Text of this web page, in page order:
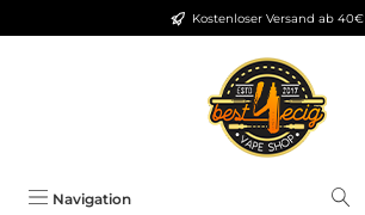
Zum Hauptinhalt springenKostenloser Versand ab 40€
Navigation